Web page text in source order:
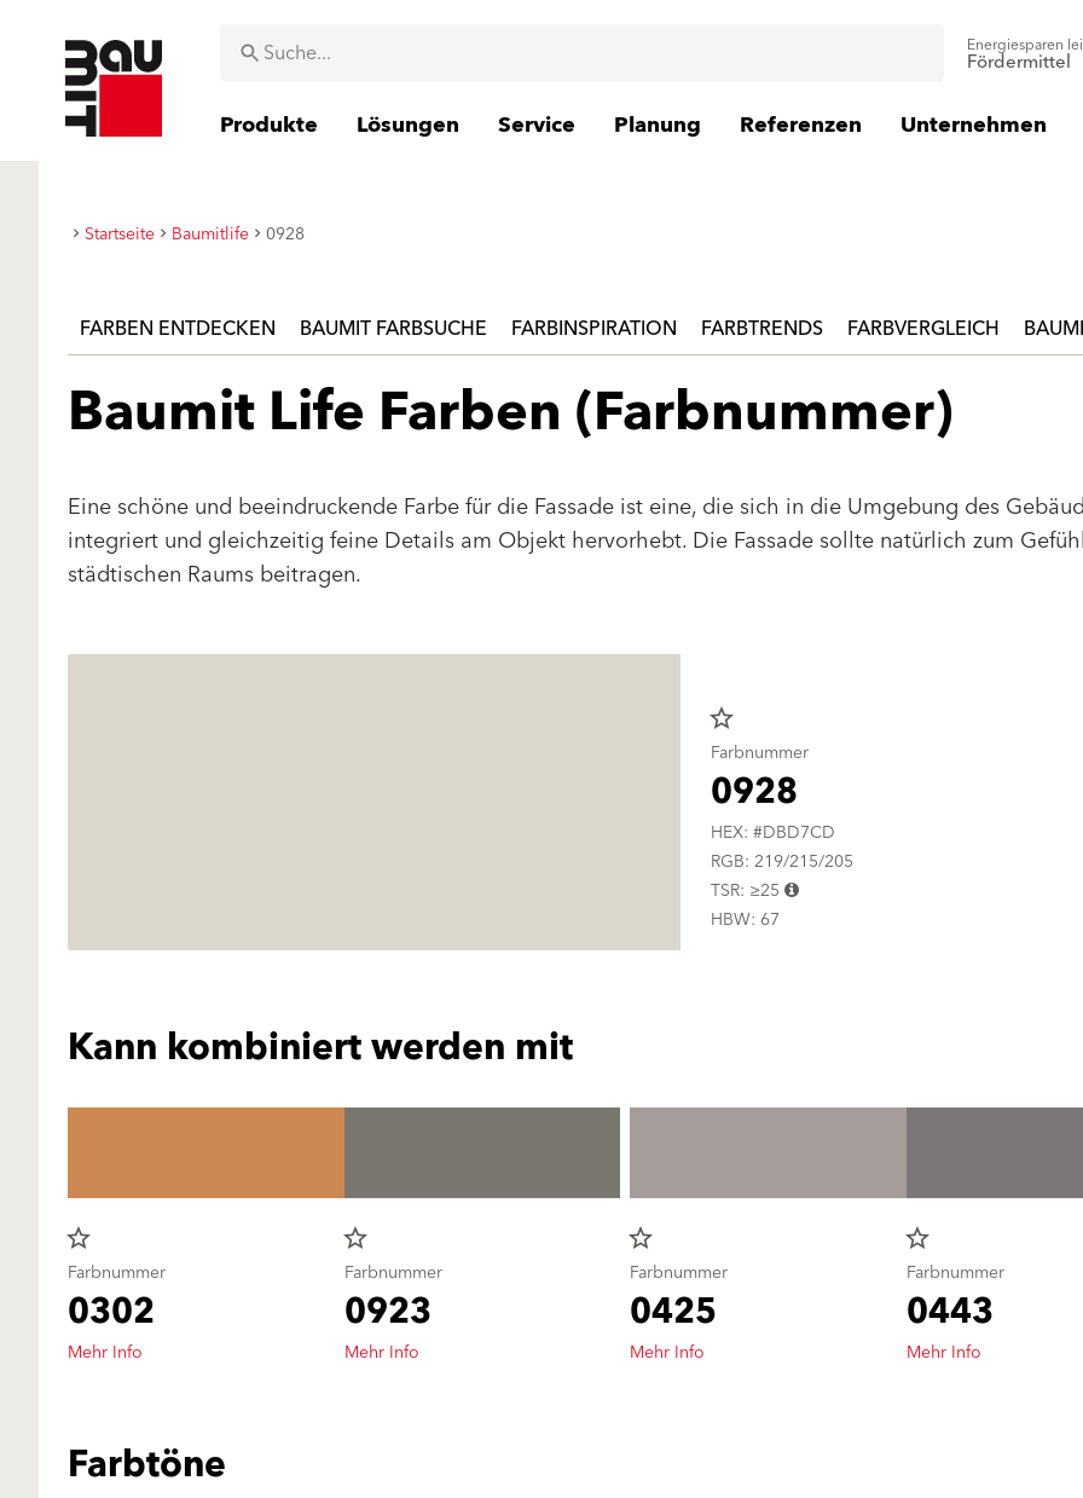
Energiesparen
Fördermittel
Produkte Lösungen Service Planung Referenzen Unternehmen
Startseite Baumitlife 0928
FARBEN ENTDECKEN BAUMIT FARBSUCHE FARBINSPIRATION FARBTRENDS FARBVERGLEICH
Baumit Life Farben (Farbnummer)
Eine schöne und beeindruckende Farbe für die Fassade ist eine, die sich in die Umgebung des
integriert und gleichzeitig feine Details am Objekt hervorhebt. Die Fassade sollte natürlich zum
städtischen Raums beitragen.
star_border
Farbnummer
0928
HEX: #DBD7CD
RGB: 219/215/205
TSR: ≥25
HBW: 67
Kann kombiniert werden mit
star_border
Farbnummer
0302
Mehr Info
star_border
Farbnummer
0923
Mehr Info
star_border
Farbnummer
0425
Mehr Info
star_border
Farbnummer
0443
Mehr Info
Farbtöne